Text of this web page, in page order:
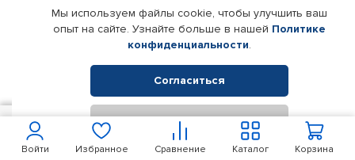
Войти Избранное Сравнение Корзина
Каталог
Партнерам
Корпоративным клиентам
Поставщикам
Реквизиты компании
© КАМАЗ ЦЕНТР ДОНЕЦК, 2015-2026. Все права защищены.
Интернет-магазин автомобильных товаров Автопрофи.
Мы используем файлы cookie, чтобы улучшить ваш
опыт на сайте. Узнайте больше в нашей Политике
конфиденциальности.
Согласиться
Отклонить
347 В корзину